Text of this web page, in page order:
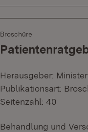
Broschüre
Herausgeber:
Publikationsart:
Seitenzahl: 40
Behandlung und